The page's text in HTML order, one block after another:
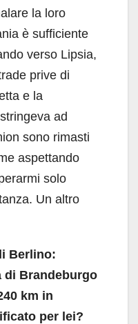
la loro
è sufficiente
verso Lipsia,
prive di
e la
ad
sono rimasti
aspettando
solo
Un altro
Berlino:
di Brandeburgo
km in
per lei?